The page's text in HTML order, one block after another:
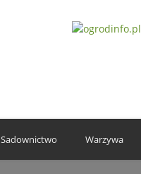
Sadownictwo Warzywa